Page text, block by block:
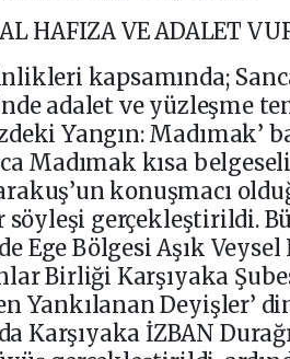
HAFIZA VE ADALET
kapsamında;
adalet ve yüzleşme
Yangın: Madımak’
Madımak kısa
konuşmacı
söyleşi gerçekleştirildi.
Ege Bölgesi Aşık
Birliği Karşıyaka
Yankılanan Deyişler’
Karşıyaka İZBAN